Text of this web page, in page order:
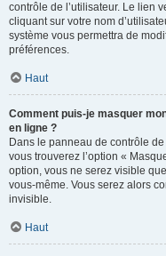
contrôle de l’utilisateur. Le lien
cliquant sur votre nom
système vous permettra de
préférences.
Haut
Comment puis-je masquer
en ligne ?
Dans le panneau de contrôle
vous trouverez l’option «
option, vous ne serez visible
vous-même. Vous serez alors
invisible.
Haut